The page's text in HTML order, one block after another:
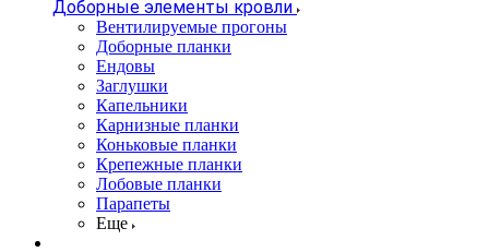
Доборные элементы кровли
Вентилируемые прогоны
Доборные планки
Ендовы
Заглушки
Капельники
Карнизные планки
Коньковые планки
Крепежные планки
Лобовые планки
Парапеты
Еще